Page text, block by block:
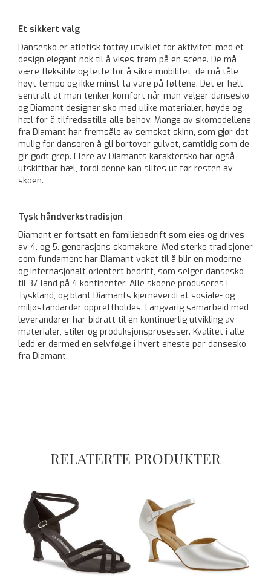
Et sikkert valg
Dansesko er atletisk fottøy utviklet for aktivitet, med et
design elegant nok til å vises frem på en scene. De må
være fleksible og lette for å sikre mobilitet, de må tåle
høyt tempo og ikke minst ta vare på føttene. Det er helt
sentralt at man tenker komfort når man velger dansesko
og Diamant designer sko med ulike materialer, høyde og
hæl for å tilfredsstille alle behov. Mange av skomodellene
fra Diamant har fremsåle av semsket skinn, som gjør det
mulig for danseren å gli bortover gulvet, samtidig som de
gir godt grep. Flere av Diamants karaktersko har også
utskiftbar hæl, fordi denne kan slites ut før resten av
skoen.
Tysk håndverkstradisjon
Diamant er fortsatt en familiebedrift som eies og drives
av 4. og 5. generasjons skomakere. Med sterke tradisjoner
som fundament har Diamant vokst til å blir en moderne
og internasjonalt orientert bedrift, som selger dansesko
til 37 land på 4 kontinenter. Alle skoene produseres i
Tyskland, og blant Diamants kjerneverdi at sosiale- og
miljøstandarder opprettholdes. Langvarig samarbeid med
leverandører har bidratt til en kontinuerlig utvikling av
materialer, stiler og produksjonsprosesser. Kvalitet i alle
ledd er dermed en selvfølge i hvert eneste par dansesko
fra Diamant.
RELATERTE PRODUKTER